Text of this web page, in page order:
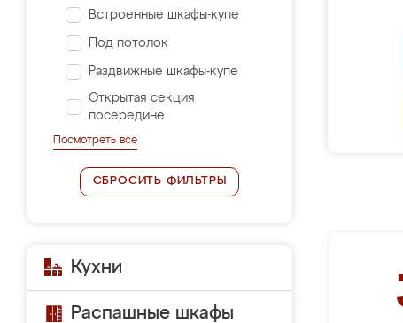
Встроенные шкафы-купе
Под потолок
Раздвижные шкафы-купе
Открытая секция
посередине
Посмотреть все
СБРОСИТЬ ФИЛЬТРЫ
Кухни
Распашные шкафы